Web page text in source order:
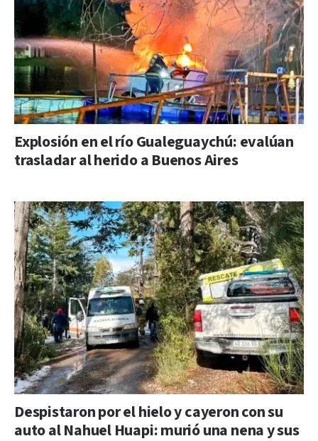
Explosión en el río Gualeguaychú: evalúan
trasladar al herido a Buenos Aires
Despistaron por el hielo y cayeron con su
auto al Nahuel Huapi: murió una nena y sus